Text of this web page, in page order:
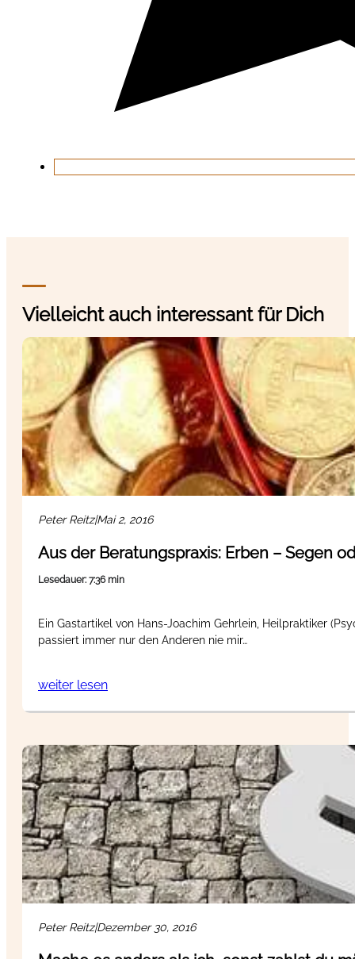
Vielleicht auch interessant für Dich
Peter Reitz|Mai 2, 2016
Aus der Beratungspraxis: Erben – Segen
Lesedauer: 7:36 min
Ein Gastartikel von Hans-Joachim Gehrlein, Heilpraktiker
passiert immer nur den Anderen nie mir…
weiter lesen
Peter Reitz|Dezember 30, 2016